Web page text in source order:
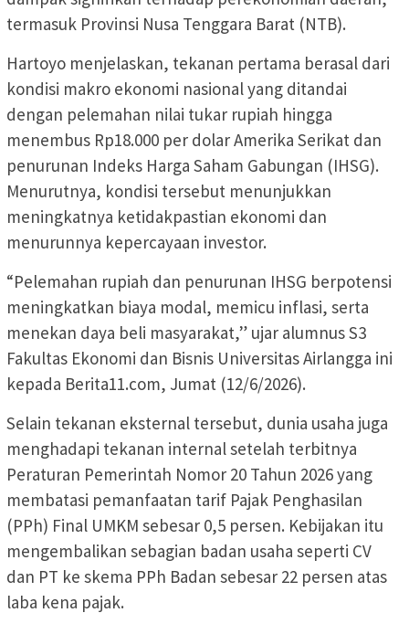
termasuk Provinsi Nusa Tenggara Barat (NTB).
Hartoyo menjelaskan, tekanan pertama berasal dari
kondisi makro ekonomi nasional yang ditandai
dengan pelemahan nilai tukar rupiah hingga
menembus Rp18.000 per dolar Amerika Serikat dan
penurunan Indeks Harga Saham Gabungan (IHSG).
Menurutnya, kondisi tersebut menunjukkan
meningkatnya ketidakpastian ekonomi dan
menurunnya kepercayaan investor.
“Pelemahan rupiah dan penurunan IHSG berpotensi
meningkatkan biaya modal, memicu inflasi, serta
menekan daya beli masyarakat,” ujar alumnus S3
Fakultas Ekonomi dan Bisnis Universitas Airlangga ini
kepada Berita11.com, Jumat (12/6/2026).
Selain tekanan eksternal tersebut, dunia usaha juga
menghadapi tekanan internal setelah terbitnya
Peraturan Pemerintah Nomor 20 Tahun 2026 yang
membatasi pemanfaatan tarif Pajak Penghasilan
(PPh) Final UMKM sebesar 0,5 persen. Kebijakan itu
mengembalikan sebagian badan usaha seperti CV
dan PT ke skema PPh Badan sebesar 22 persen atas
laba kena pajak.